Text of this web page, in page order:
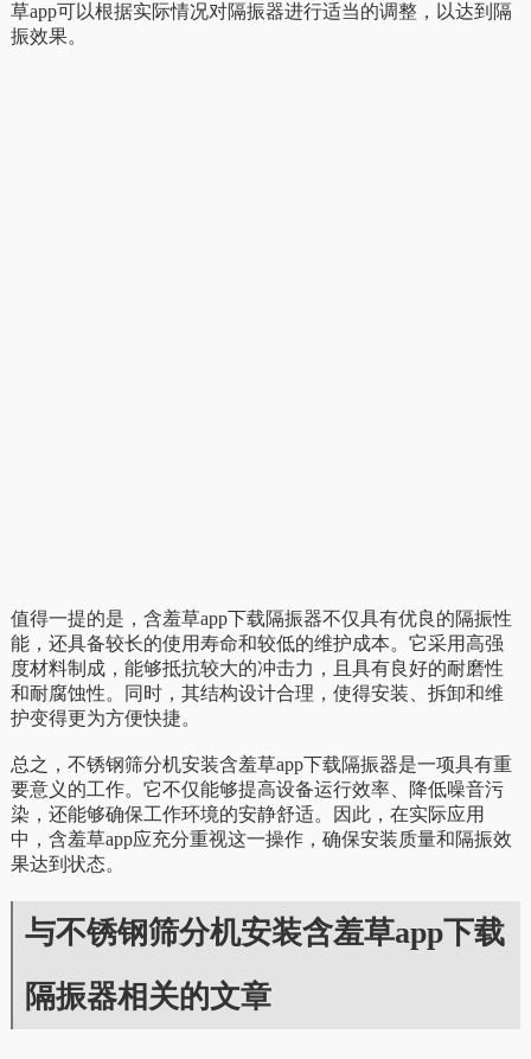
草app可以根据实际情况对隔振器进行适当的调整，以达到隔
振效果。
值得一提的是，含羞草app下载隔振器不仅具有优良的隔振性
能，还具备较长的使用寿命和较低的维护成本。它采用高强
度材料制成，能够抵抗较大的冲击力，且具有良好的耐磨性
和耐腐蚀性。同时，其结构设计合理，使得安装、拆卸和维
护变得更为方便快捷。
总之，不锈钢筛分机安装含羞草app下载隔振器是一项具有重
要意义的工作。它不仅能够提高设备运行效率、降低噪音污
染，还能够确保工作环境的安静舒适。因此，在实际应用
中，含羞草app应充分重视这一操作，确保安装质量和隔振效
果达到状态。
与不锈钢筛分机安装含羞草app下载
隔振器相关的文章